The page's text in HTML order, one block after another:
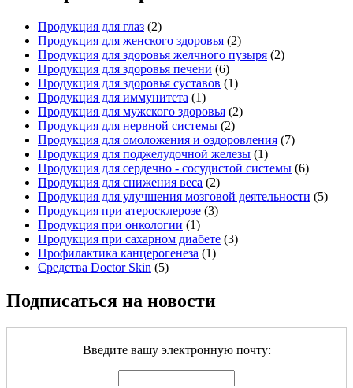
Продукция для глаз (2)
Продукция для женского здоровья (2)
Продукция для здоровья желчного пузыря (2)
Продукция для здоровья печени (6)
Продукция для здоровья суставов (1)
Продукция для иммунитета (1)
Продукция для мужского здоровья (2)
Продукция для нервной системы (2)
Продукция для омоложения и оздоровления (7)
Продукция для поджелудочной железы (1)
Продукция для сердечно - сосудистой системы (6)
Продукция для снижения веса (2)
Продукция для улучшения мозговой деятельности (5)
Продукция при атеросклерозе (3)
Продукция при онкологии (1)
Продукция при сахарном диабете (3)
Профилактика канцерогенеза (1)
Средства Doctor Skin (5)
Подписаться на новости
Введите вашу электронную почту: